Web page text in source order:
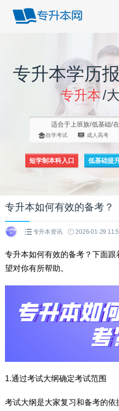
专升本学历
专升本/
适合于上班族/低基础/
自学考试 成人高考
短学制本科入口 低基础提
专升本如何有效的备考？
专升本资讯 2026-01-29
专升本如何有效的备考？下面
望对你有所帮助。
1.通过考试大纲确定考试范围
考试大纲是大家复习和备考的